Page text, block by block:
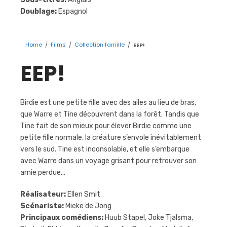
Doublage: Espagnol
Home / Films / Collection famille / EEP!
EEP!
Birdie est une petite fille avec des ailes au lieu de bras,
que Warre et Tine découvrent dans la forêt. Tandis que
Tine fait de son mieux pour élever Birdie comme une
petite fille normale, la créature s’envole inévitablement
vers le sud. Tine est inconsolable, et elle s’embarque
avec Warre dans un voyage grisant pour retrouver son
amie perdue…
Réalisateur: Ellen Smit
Scénariste: Mieke de Jong
Principaux comédiens: Huub Stapel, Joke Tjalsma,